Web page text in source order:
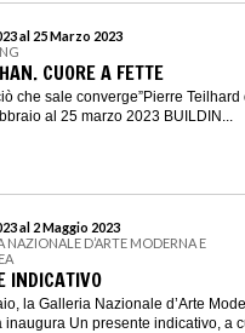
al 25 Marzo 2023
CUORE A FETTE
che sale converge”Pierre Teilhard
al 25 marzo 2023 BUILDIN...
al 2 Maggio 2023
NAZIONALE D’ARTE MODERNA E
INDICATIVO
la Galleria Nazionale d’Arte
inaugura Un presente indicativo, a